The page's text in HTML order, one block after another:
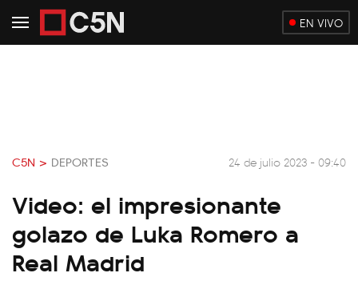
EN VIVO
C5N > DEPORTES 24 de julio 2023 - 09:40
Video: el impresionante
golazo de Luka Romero a
Real Madrid